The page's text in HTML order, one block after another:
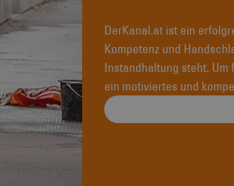
DerKanal.at ist ein
Kompetenz und
Instandhaltung steht. Um
ein motiviertes und